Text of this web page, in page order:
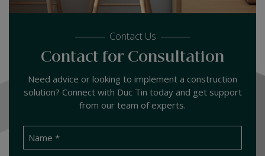
Contact Us
Contact for Consultation
Need advice or looking to implement a construction
solution? Connect with Duc Tin today and get support
from our team of experts.